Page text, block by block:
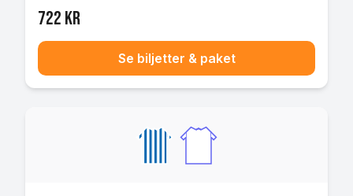
722 kr
Se biljetter & paket